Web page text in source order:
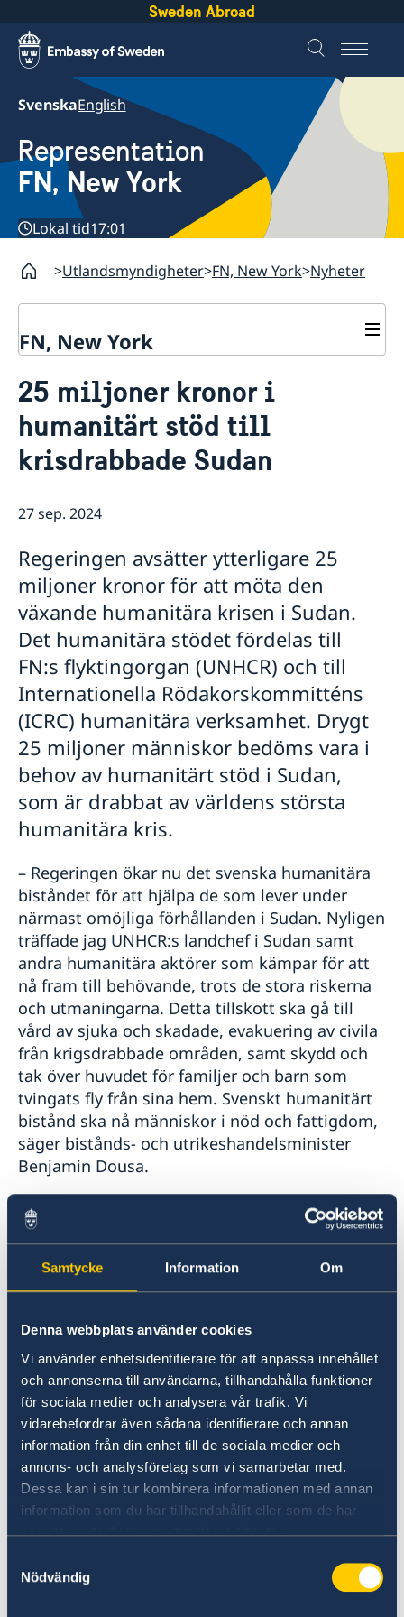
Samtycke Information Om
Denna webbplats använder cookies
Vi använder enhetsidentifierare för att anpassa innehållet
och annonserna till användarna, tillhandahålla funktioner
för sociala medier och analysera vår trafik. Vi
vidarebefordrar även sådana identifierare och annan
information från din enhet till de sociala medier och
annons- och analysföretag som vi samarbetar med.
Dessa kan i sin tur kombinera informationen med annan
information som du har tillhandahållit eller som de har
samlat in när du har använt deras tjänster.
Nödvändig
Sweden Abroad
SvenskaEnglish
Representation
FN, New York
Lokal tid17:01
Utlandsmyndigheter FN, New York Nyheter
FN, New York
Våra medarbetare
Lediga tjänster
Handläggare för protokollära och
värdlandsrelaterade frågor
Kontakt
Praktiktjänstgöring
Sverige i FN
FN i korthet
Social Media
Svenskar i FN
Möt svenskar i FN
Sofia Calltorp
Michaela Friberg-Storey
Niklas Skogsjö
Toloe Masori
Fredrick Lee-Ohlsson
Sarah Hilding der Weduwen
Daniel Roos
25 miljoner kronor i
humanitärt stöd till
krisdrabbade Sudan
27 sep. 2024
Regeringen avsätter ytterligare 25
miljoner kronor för att möta den
växande humanitära krisen i Sudan.
Det humanitära stödet fördelas till
FN:s flyktingorgan (UNHCR) och till
Internationella Rödakorskommitténs
(ICRC) humanitära verksamhet. Drygt
25 miljoner människor bedöms vara i
behov av humanitärt stöd i Sudan,
som är drabbat av världens största
humanitära kris.
– Regeringen ökar nu det svenska humanitära
biståndet för att hjälpa de som lever under
närmast omöjliga förhållanden i Sudan. Nyligen
träffade jag UNHCR:s landchef i Sudan samt
andra humanitära aktörer som kämpar för att
nå fram till behövande, trots de stora riskerna
och utmaningarna. Detta tillskott ska gå till
vård av sjuka och skadade, evakuering av civila
från krigsdrabbade områden, samt skydd och
tak över huvudet för familjer och barn som
tvingats fly från sina hem. Svenskt humanitärt
bistånd ska nå människor i nöd och fattigdom,
säger bistånds- och utrikeshandelsminister
Benjamin Dousa.
UNHCR stödjer människor på flykt både i Sudan
och grannländerna genom att registrera
flyktingar, identifiera humanitära behov och
erbjuda skydd. Kriget i Sudan har lett till
miljoner människor på flykt i regionen. UNHCR
bidrar genom att tillhandahålla livsviktiga
förnödenheter, tak över huvudet,
skyddsinsatser för civilbefolkningen och trygga
flyktingläger. Regeringen avsätter nu ytterligare
15 miljoner kronor till UNHCR:s verksamhet i
Sudan.
Internationella Rödakorskommittén spelar en
viktig roll i den humanitära responsen i Sudan,
bland annat genom att erbjuda första hjälpen
och annan akut vård till civilbefolkningen,